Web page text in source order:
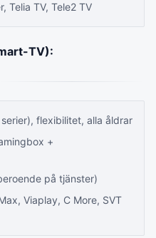
Telia TV, Tele2 TV
TV):
flexibilitet, alla åldrar
+
på tjänster)
Viaplay, C More, SVT